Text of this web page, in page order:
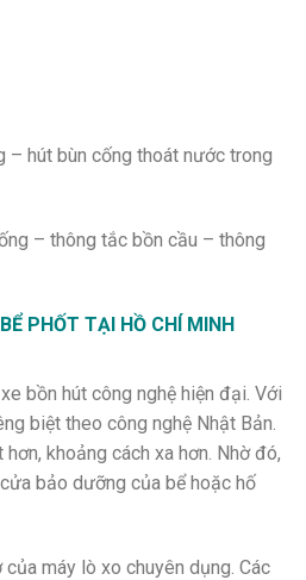
– hút bùn cống thoát nước trong
– thông tắc bồn cầu – thông
PHỐT TẠI HỒ CHÍ MINH
bồn hút công nghệ hiện đại. Với
biệt theo công nghệ Nhật Bản.
khoảng cách xa hơn. Nhờ đó,
bảo dưỡng của bể hoặc hố
máy lò xo chuyên dụng. Các